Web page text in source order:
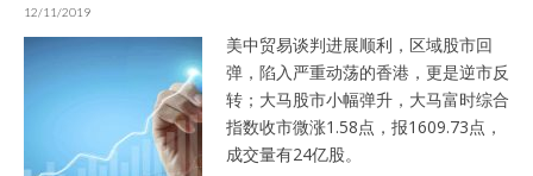
12/11/2019
美中贸易谈判进展顺利，区域股市回
弹，陷入严重动荡的香港，更是逆市反
转；大马股市小幅弹升，大马富时综合
指数收市微涨1.58点，报1609.73点，
成交量有24亿股。